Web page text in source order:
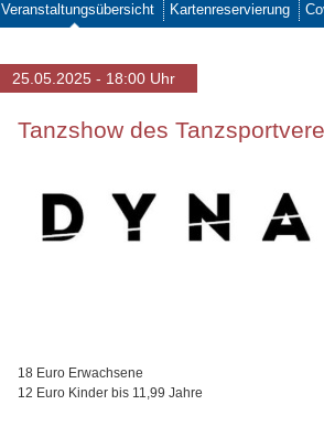
Veranstaltungsübersicht Kartenreservierung
25.05.2025 - 18:00 Uhr
Tanzshow des
18 Euro Erwachsene
12 Euro Kinder bis 11,99 Jahre